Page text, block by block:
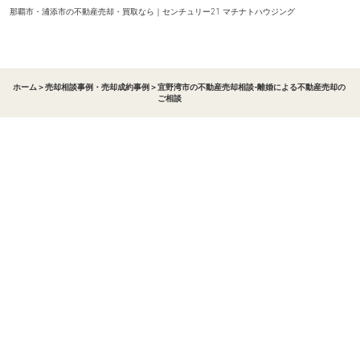
那覇市・浦添市の不動産売却・買取なら｜センチュリー21 マチナトハウジング
ホーム ＞売却相談事例・売却成約事例 ＞宜野湾市の不動産売却相談-離婚による不動産売却の
ご相談